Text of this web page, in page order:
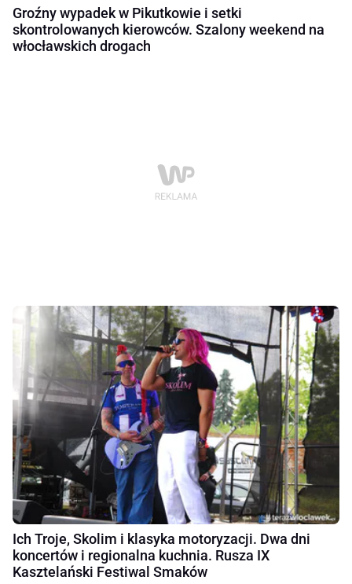
Groźny wypadek w Pikutkowie i setki
skontrolowanych kierowców. Szalony weekend na
włocławskich drogach
Ich Troje, Skolim i klasyka motoryzacji. Dwa dni
koncertów i regionalna kuchnia. Rusza IX
Kasztelański Festiwal Smaków